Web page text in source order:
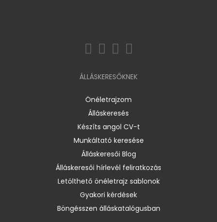
ÁLLÁSKERESŐKNEK
Önéletrajzom
Álláskeresés
Készíts angol CV-t
Munkáltató keresése
Álláskeresői Blog
Álláskeresői hírlevél feliratkozás
Letölthető önéletrajz sablonok
Gyakori kérdések
Böngésszen álláskatalógusban